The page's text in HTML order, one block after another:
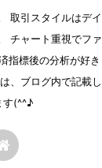
取引スタイルはデイ
チャート重視でファ
指標後の分析が好き
、ブログ内で記載し
す(^^♪